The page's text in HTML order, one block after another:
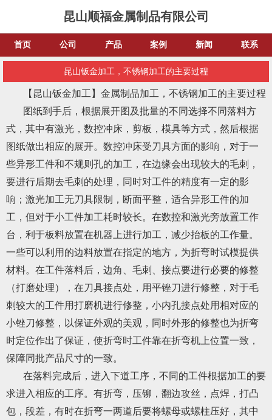
昆山顺福金属制品有限公司
首页 公司 产品 案例 新闻 联系
昆山钣金加工，不锈钢加工的主要过程
【昆山钣金加工】金属制品加工，不锈钢加工的主要过程
图纸到手后，根据展开图及批量的不同选择不同落料方
式，其中有激光，数控冲床，剪板，模具等方式，然后根据
图纸做出相应的展开。数控冲床受刀具方面的影响，对于一
些异形工件和不规则孔的加工，在边缘会出现较大的毛刺，
要进行后期去毛刺的处理，同时对工件的精度有一定的影
响；激光加工无刀具限制，断面平整，适合异形工件的加
工，但对于小工件加工耗时较长。在数控和激光旁放置工作
台，利于板料放置在机器上进行加工，减少抬板的工作量。
一些可以利用的边料放置在指定的地方，为折弯时试模提供
材料。在工件落料后，边角、毛刺、接点要进行必要的修整
（打磨处理），在刀具接点处，用平锉刀进行修整，对于毛
刺较大的工件用打磨机进行修整，小内孔接点处用相对应的
小锉刀修整，以保证外观的美观，同时外形的修整也为折弯
时定位作出了保证，使折弯时工件靠在折弯机上位置一致，
保障同批产品尺寸的一致。
在落料完成后，进入下道工序，不同的工件根据加工的要
求进入相应的工序。有折弯，压铆，翻边攻丝，点焊，打凸
包，段差，有时在折弯一两道后要将螺母或螺柱压好，其中